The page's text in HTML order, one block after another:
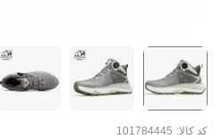
کد کالا: 101784445